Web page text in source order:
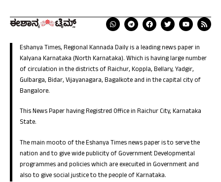
Eshanya Times, Regional Kannada Daily is a leading news paper in
Kalyana Karnataka (North Karnataka). Which is having large number
of circulation in the districts of Raichur, Koppla, Bellary, Yadgir,
Gulbarga, Bidar, Vijayanagara, Bagalkote and in the capital city of
Bangalore.
This News Paper having Registred Office in Raichur City, Karnataka
State.
The main mooto of the Eshanya Times news paper is to serve the
nation and to give wide publicity of Government Developmental
programmes and policies which are execuited in Government and
also to give social justice to the people of Karnataka.